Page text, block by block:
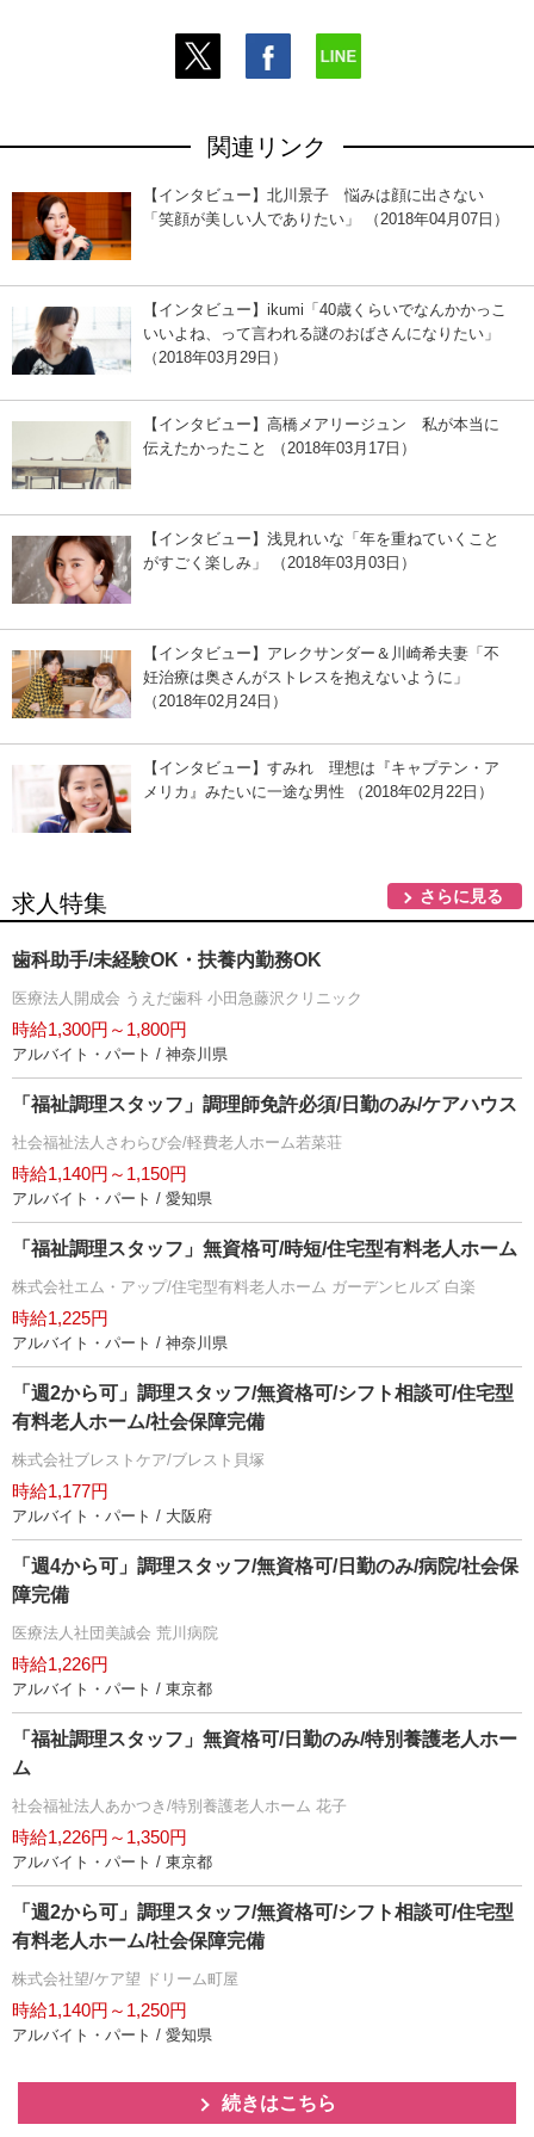
関連リンク
【インタビュー】北川景子 悩みは顔に出さない
「笑顔が美しい人でありたい」 （2018年04月07日）
【インタビュー】ikumi「40歳くらいでなんかかっこ
いいよね、って言われる謎のおばさんになりたい」
（2018年03月29日）
【インタビュー】高橋メアリージュン 私が本当に
伝えたかったこと （2018年03月17日）
【インタビュー】浅見れいな「年を重ねていくこと
がすごく楽しみ」 （2018年03月03日）
【インタビュー】アレクサンダー＆川崎希夫妻「不
妊治療は奥さんがストレスを抱えないように」
（2018年02月24日）
【インタビュー】すみれ 理想は『キャプテン・ア
メリカ』みたいに一途な男性 （2018年02月22日）
求人特集 さらに見る
歯科助手/未経験OK・扶養内勤務OK
医療法人開成会 うえだ歯科 小田急藤沢クリニック
時給1,300円～1,800円
アルバイト・パート / 神奈川県
「福祉調理スタッフ」調理師免許必須/日勤のみ/ケアハウス
社会福祉法人さわらび会/軽費老人ホーム若菜荘
時給1,140円～1,150円
アルバイト・パート / 愛知県
「福祉調理スタッフ」無資格可/時短/住宅型有料老人ホーム
株式会社エム・アップ/住宅型有料老人ホーム ガーデンヒルズ 白楽
時給1,225円
アルバイト・パート / 神奈川県
「週2から可」調理スタッフ/無資格可/シフト相談可/住宅型
有料老人ホーム/社会保障完備
株式会社ブレストケア/ブレスト貝塚
時給1,177円
アルバイト・パート / 大阪府
「週4から可」調理スタッフ/無資格可/日勤のみ/病院/社会保
障完備
医療法人社団美誠会 荒川病院
時給1,226円
アルバイト・パート / 東京都
「福祉調理スタッフ」無資格可/日勤のみ/特別養護老人ホー
ム
社会福祉法人あかつき/特別養護老人ホーム 花子
時給1,226円～1,350円
アルバイト・パート / 東京都
「週2から可」調理スタッフ/無資格可/シフト相談可/住宅型
有料老人ホーム/社会保障完備
株式会社望/ケア望 ドリーム町屋
時給1,140円～1,250円
アルバイト・パート / 愛知県
続きはこちら